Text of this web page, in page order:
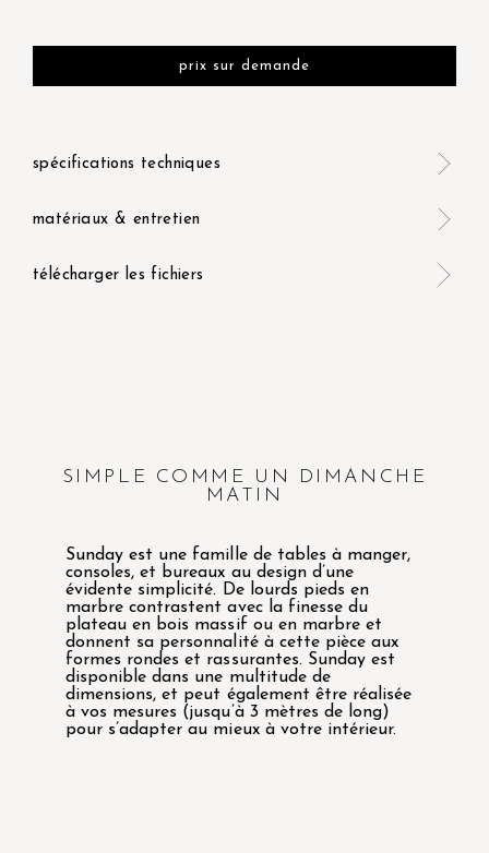
prix sur demande
spécifications techniques
matériaux & entretien
télécharger les fichiers
SIMPLE COMME UN DIMANCHE
MATIN
Sunday est une famille de tables à manger,
consoles, et bureaux au design d’une
évidente simplicité. De lourds pieds en
marbre contrastent avec la finesse du
plateau en bois massif ou en marbre et
donnent sa personnalité à cette pièce aux
formes rondes et rassurantes. Sunday est
disponible dans une multitude de
dimensions, et peut également être réalisée
à vos mesures (jusqu’à 3 mètres de long)
pour s’adapter au mieux à votre intérieur.